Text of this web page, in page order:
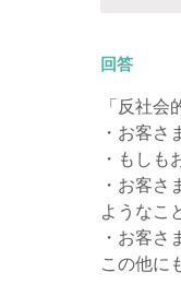
回答
「反社
・お客さ
・もしも
・お客さ
ようなこ
・お客さ
この他に